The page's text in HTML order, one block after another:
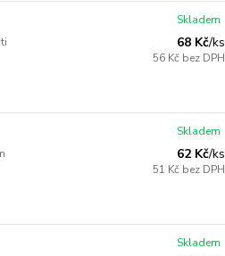
68 Kč/ks
56 Kč bez DPH
Skladem
62 Kč/ks
51 Kč bez DPH
Skladem
Skladem